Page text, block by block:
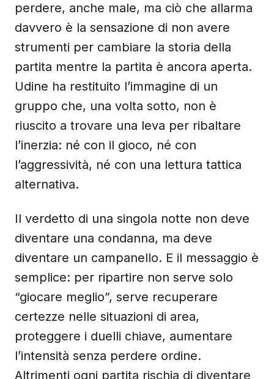
perdere, anche male, ma ciò che allarma
davvero è la sensazione di non avere
strumenti per cambiare la storia della
partita mentre la partita è ancora aperta.
Udine ha restituito l’immagine di un
gruppo che, una volta sotto, non è
riuscito a trovare una leva per ribaltare
l’inerzia: né con il gioco, né con
l’aggressività, né con una lettura tattica
alternativa.
Il verdetto di una singola notte non deve
diventare una condanna, ma deve
diventare un campanello. E il messaggio è
semplice: per ripartire non serve solo
“giocare meglio”, serve recuperare
certezze nelle situazioni di area,
proteggere i duelli chiave, aumentare
l’intensità senza perdere ordine.
Altrimenti ogni partita rischia di diventare